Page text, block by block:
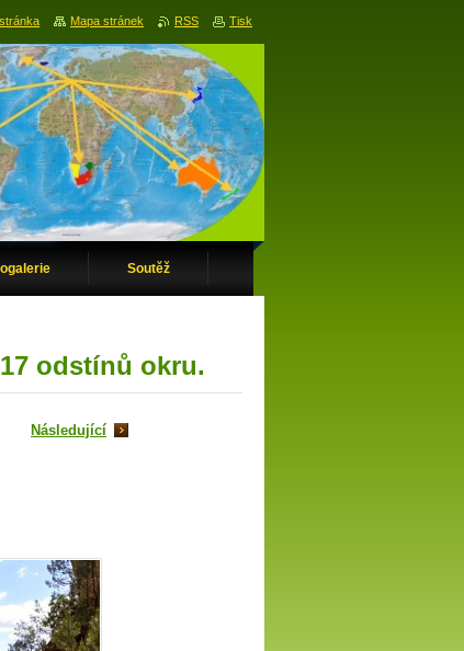
Soutěž
odstínů okru.
Následující
Mapa stránek RSS Tisk